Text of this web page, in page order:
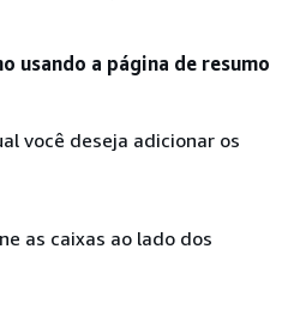
usando a página de resumo
você deseja adicionar os
as caixas ao lado dos